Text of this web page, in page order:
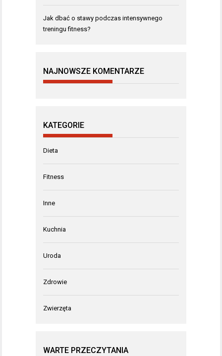
Jak dbać o stawy podczas intensywnego
treningu fitness?
NAJNOWSZE KOMENTARZE
KATEGORIE
Dieta
Fitness
Inne
Kuchnia
Uroda
Zdrowie
Zwierzęta
WARTE PRZECZYTANIA